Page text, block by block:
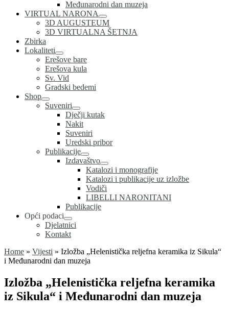
Međunarodni dan muzeja
VIRTUAL NARONA
3D AUGUSTEUM
3D VIRTUALNA ŠETNJA
Zbirka
Lokaliteti
Erešove bare
Erešova kula
Sv. Vid
Gradski bedemi
Shop
Suveniri
Dječji kutak
Nakit
Suveniri
Uredski pribor
Publikacije
Izdavaštvo
Katalozi i monografije
Katalozi i publikacije uz izložbe
Vodiči
LIBELLI NARONITANI
Publikacije
Opći podaci
Djelatnici
Kontakt
Home » Vijesti » Izložba „Helenistička reljefna keramika iz Sikula“
i Međunarodni dan muzeja
Izložba „Helenistička reljefna keramika
iz Sikula“ i Međunarodni dan muzeja